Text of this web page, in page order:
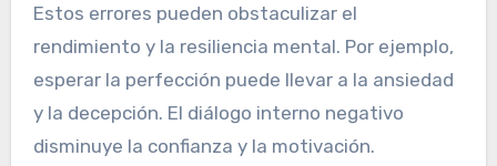
Estos errores pueden obstaculizar el
rendimiento y la resiliencia mental. Por ejemplo,
esperar la perfección puede llevar a la ansiedad
y la decepción. El diálogo interno negativo
disminuye la confianza y la motivación.